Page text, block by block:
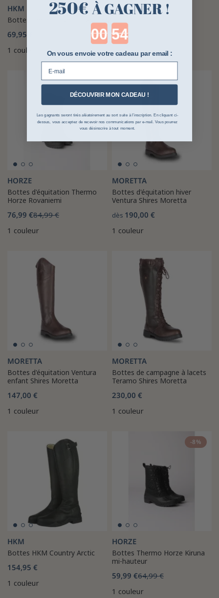
HKM
Bottes thermo hiver Husky HKM
69,95 €
1 couleur
-9%
HORZE
Bottes d'équitation Thermo
Horze Rovaniemi
76,99 €84,99 €
1 couleur
MORETTA
Bottes d'équitation hiver
Ventura Shires Moretta
dès 190,00 €
1 couleur
MORETTA
Bottes d'équitation Ventura
enfant Shires Moretta
147,00 €
1 couleur
MORETTA
Bottes de campagne à lacets
Teramo Shires Moretta
230,00 €
1 couleur
HKM
Bottes HKM Country Arctic
154,95 €
1 couleur
-8%
HORZE
Bottes Thermo Horze Kiruna
mi-hauteur
59,99 €64,99 €
1 couleur
250€ À GAGNER !
Countdown ends in:
On vous envoie votre cadeau par email :
DÉCOUVRIR MON CADEAU !
Les gagnants seront tirés aléatoirement au sort suite à l’inscription. En cliquant ci-
dessus, vous acceptez de recevoir nos communications par e-mail. Vous pourrez
vous désinscrire à tout moment.